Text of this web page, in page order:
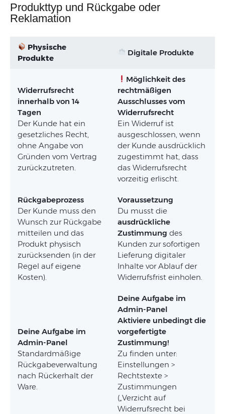
Produkttyp und Rückgabe oder
Reklamation
Physische
Produkte
Digitale Produkte
Widerrufsrecht
innerhalb von 14
Tagen
Der Kunde hat ein
gesetzliches Recht,
ohne Angabe von
Gründen vom Vertrag
zurückzutreten.
Möglichkeit des
rechtmäßigen
Ausschlusses vom
Widerrufsrecht
Ein Widerruf ist
ausgeschlossen, wenn
der Kunde ausdrücklich
zugestimmt hat, dass
das Widerrufsrecht
vorzeitig erlischt.
Rückgabeprozess
Der Kunde muss den
Wunsch zur Rückgabe
mitteilen und das
Produkt physisch
zurücksenden (in der
Regel auf eigene
Kosten).
Voraussetzung
Du musst die
ausdrückliche
Zustimmung des
Kunden zur sofortigen
Lieferung digitaler
Inhalte vor Ablauf der
Widerrufsfrist einholen.
Deine Aufgabe im
Admin-Panel
Standardmäßige
Rückgabeverwaltung
nach Rückerhalt der
Ware.
Deine Aufgabe im
Admin-Panel
Aktiviere unbedingt die
vorgefertigte
Zustimmung!
Zu finden unter:
Einstellungen >
Rechtstexte >
Zustimmungen
(„Verzicht auf
Widerrufsrecht bei